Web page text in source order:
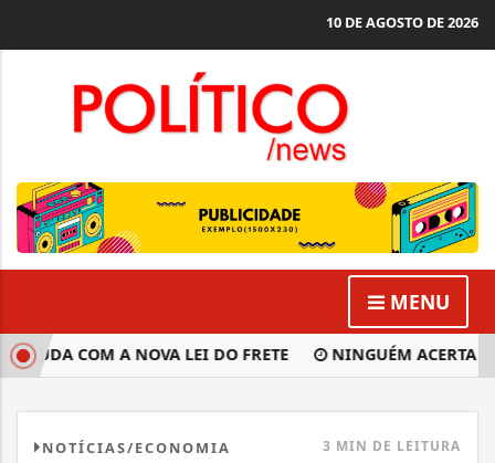
10 DE AGOSTO DE 2026
MENU
COM A NOVA LEI DO FRETE NINGUÉM ACERTA
NOTÍCIAS/ECONOMIA 3 MIN DE LEITURA